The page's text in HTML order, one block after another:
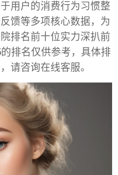
用户的消费行为习惯整
馈等多项核心数据，为
排名前十位实力深扒前
排名仅供参考，具体排
请咨询在线客服。